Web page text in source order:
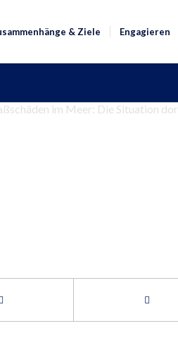
& Ziele Engagieren
im Meer: Die Situation